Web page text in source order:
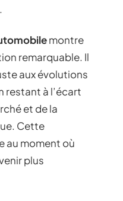
montre
remarquable. Il
aux évolutions
à l’écart
et de la
Cette
au moment où
plus